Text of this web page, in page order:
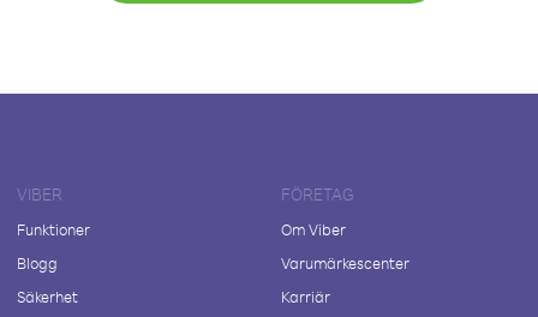
VIBER
Funktioner
Blogg
Säkerhet
FÖRETAG
Om Viber
Varumärkescenter
Karriär